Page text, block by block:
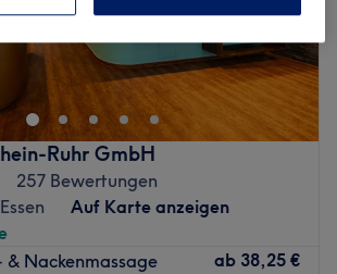
befindet. Sie bieten eine Vielzahl von
an, die auf die Verbesserung des
der Entspannung ihrer Kunden
Verkehrsmittel:
Martinstraße befindet sich nur einen
Studio entfernt.
Ruhr GmbH
257 Bewertungen
Auf Karte anzeigen
& Nackenmassage
ab 38,25 €